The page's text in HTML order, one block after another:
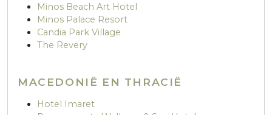
Minos Beach Art Hotel
Minos Palace Resort
Candia Park Village
The Revery
MACEDONIË EN THRACIË
Hotel Imaret